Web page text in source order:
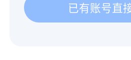
已有账号直